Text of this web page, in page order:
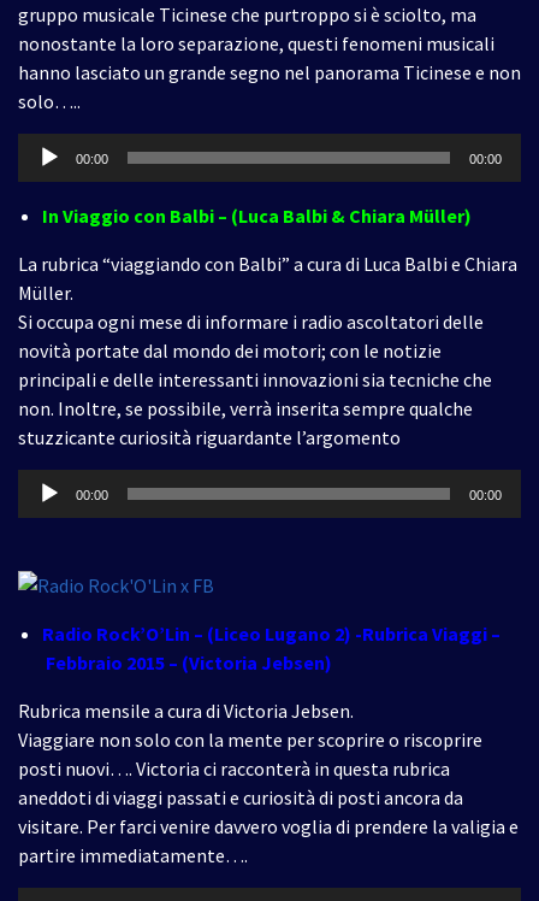
gruppo musicale Ticinese che purtroppo si è sciolto, ma
nonostante la loro separazione, questi fenomeni musicali
hanno lasciato un grande segno nel panorama Ticinese e non
solo…..
Audio
00:00 00:00
In Viaggio con Balbi – (Luca Balbi & Chiara Müller)
La rubrica “viaggiando con Balbi” a cura di Luca Balbi e Chiara
Müller.
Si occupa ogni mese di informare i radio ascoltatori delle
novità portate dal mondo dei motori; con le notizie
principali e delle interessanti innovazioni sia tecniche che
non. Inoltre, se possibile, verrà inserita sempre qualche
stuzzicante curiosità riguardante l’argomento
Audio
00:00 00:00
Radio Rock’O’Lin – (Liceo Lugano 2) -Rubrica Viaggi –
Febbraio 2015 – (Victoria Jebsen)
Rubrica mensile a cura di Victoria Jebsen.
Viaggiare non solo con la mente per scoprire o riscoprire
posti nuovi…. Victoria ci racconterà in questa rubrica
aneddoti di viaggi passati e curiosità di posti ancora da
visitare. Per farci venire davvero voglia di prendere la valigia e
partire immediatamente….